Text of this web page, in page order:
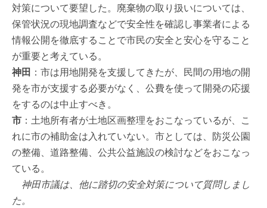
対策について要望した。廃棄物の取り扱いについては、
保管状況の現地調査などで安全性を確認し事業者による
情報公開を徹底することで市民の安全と安心を守ること
が重要と考えている。
神田 ：市は用地開発を支援してきたが、民間の用地の開
発を市が支援する必要がなく、公費を使って開発の応援
をするのは中止すべき。
市 ：土地所有者が土地区画整理をおこなっているが、こ
れに市の補助金は入れていない。市としては、防災公園
の整備、道路整備、公共公益施設の検討などをおこなっ
ている。
神田市議は、他に踏切の安全対策について質問しまし
た。